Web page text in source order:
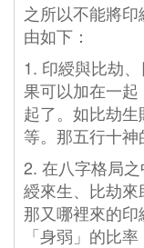
之所以不能將
由如下：
1. 印綬與比劫
果可以加在一
起了。如比劫
等。那五行十神
2. 在八字格局
綬來生、比劫來
那又哪裡來的
「身弱」的比